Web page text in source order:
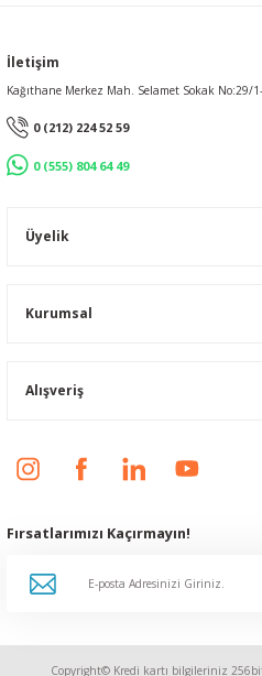
İletişim
Kağıthane Merkez Mah. Selamet Sokak No:29/
0 (212) 224 52 59
0 (555) 804 64 49
Üyelik
Kurumsal
Alışveriş
Fırsatlarımızı Kaçırmayın!
Copyright© Kredi kartı bilgileriniz